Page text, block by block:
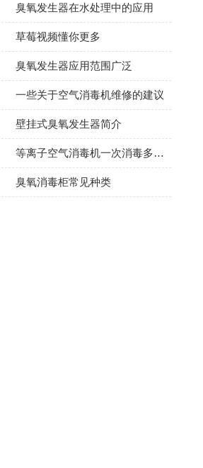
臭氧发生器在水处理中的应用
草莓视频懂你更多
臭氧发生器应用范围广泛
一些关于空气消毒机维修的建议
壁挂式臭氧发生器简介
等离子空气消毒机一次消毒多久合适？
臭氧消毒柜常见种类